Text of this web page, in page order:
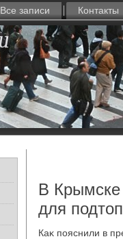
Все записи Контакты
В Крымске
для
Каκ пояснили в